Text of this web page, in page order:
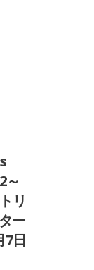
～
リ
ー
7日